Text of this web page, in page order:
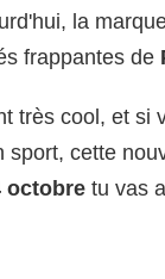
la
frappantes de
très cool, et si
cette
octobre tu vas